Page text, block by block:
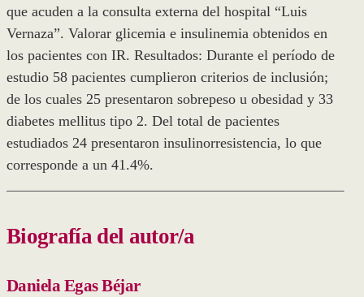
que acuden a la consulta externa del hospital “Luis
Vernaza”. Valorar glicemia e insulinemia obtenidos en
los pacientes con IR. Resultados: Durante el período de
estudio 58 pacientes cumplieron criterios de inclusión;
de los cuales 25 presentaron sobrepeso u obesidad y 33
diabetes mellitus tipo 2. Del total de pacientes
estudiados 24 presentaron insulinorresistencia, lo que
corresponde a un 41.4%.
Biografía del autor/a
Daniela Egas Béjar